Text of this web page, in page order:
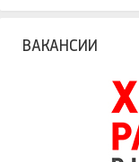
ВАКАНСИИ